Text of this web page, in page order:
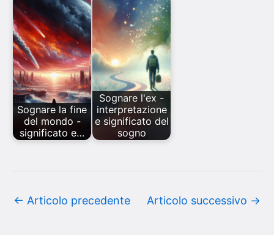
Sognare la fine
del mondo -
significato e…
Sognare l'ex -
interpretazione
e significato del
sogno
← Articolo precedente Articolo successivo →